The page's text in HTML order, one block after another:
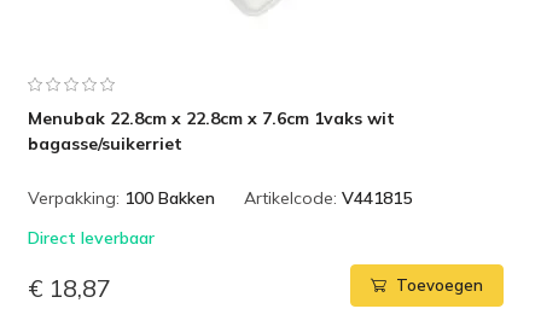
Menubak 22.8cm x 22.8cm x 7.6cm 1vaks wit
bagasse/suikerriet
Verpakking: 100 Bakken Artikelcode: V441815
Direct leverbaar
€ 18,87 Toevoegen